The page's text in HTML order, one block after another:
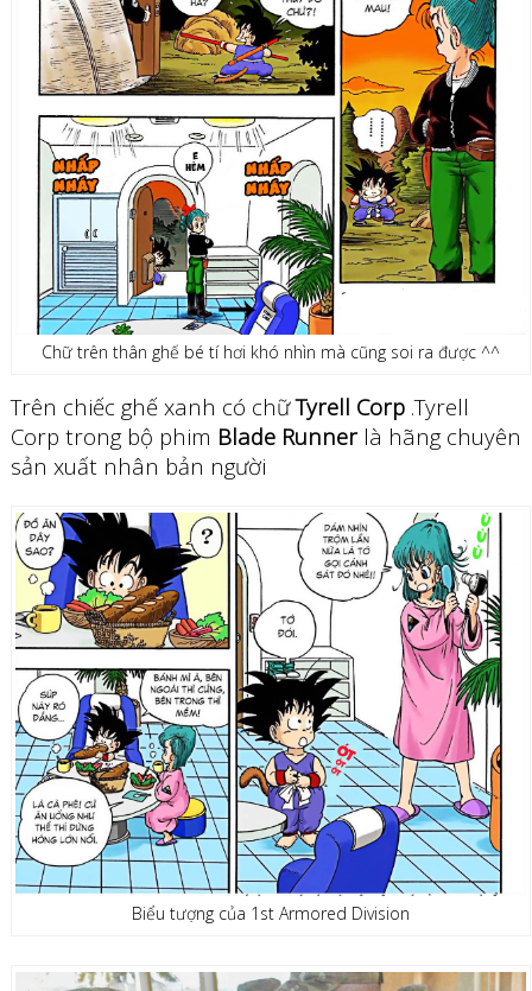
Chữ trên thân ghế bé tí hơi khó nhìn mà cũng soi ra được ^^
Trên chiếc ghế xanh có chữTyrell Corp.Tyrell
Corp trong bộ phim Blade Runnerlà hãng chuyên
sản xuất nhân bản người
Biểu tượng của 1st Armored Division